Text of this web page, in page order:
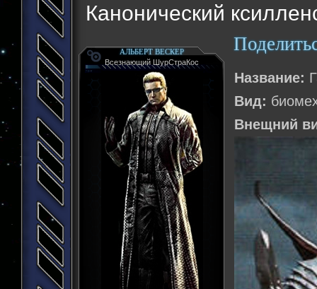
Канонический
АЛЬБЕРТ ВЕСКЕР
Всезнающий ШурСтраКос
Название:
Вид:
Внещний